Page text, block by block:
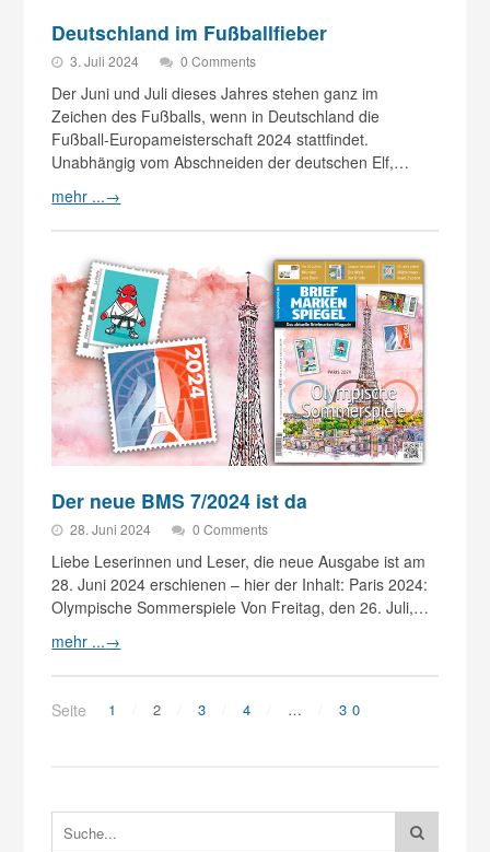
Deutschland im Fußballfieber
3. Juli 2024 0 Comments
Der Juni und Juli dieses Jahres stehen ganz im
Zeichen des Fußballs, wenn in Deutschland die
Fußball-Europameisterschaft 2024 stattfindet.
Unabhängig vom Abschneiden der deutschen Elf,…
mehr ...→
Der neue BMS 7/2024 ist da
28. Juni 2024 0 Comments
Liebe Leserinnen und Leser, die neue Ausgabe ist am
28. Juni 2024 erschienen – hier der Inhalt: Paris 2024:
Olympische Sommerspiele Von Freitag, den 26. Juli,…
mehr ...→
Seite 1 2 3 4 … 30